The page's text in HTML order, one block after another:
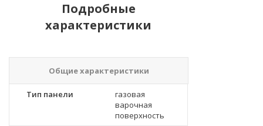
Подробные
характеристики
Общие характеристики
Тип панели
газовая
варочная
поверхность